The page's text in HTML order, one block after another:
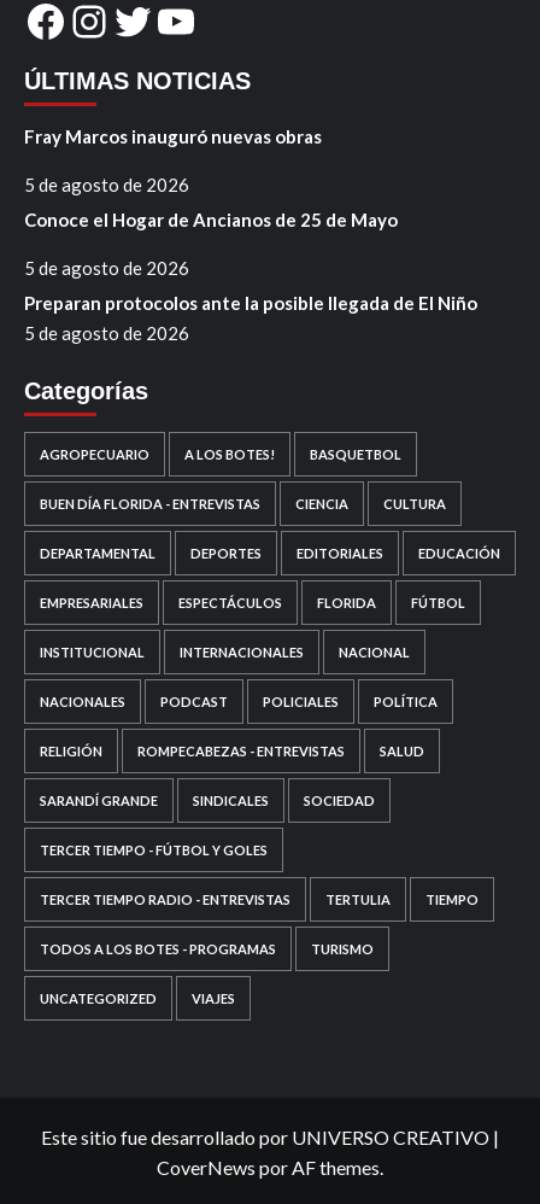
Facebook
Instagram
Twitter
YouTube
ÚLTIMAS NOTICIAS
Fray Marcos inauguró nuevas obras
5 de agosto de 2026
Conoce el Hogar de Ancianos de 25 de Mayo
5 de agosto de 2026
Preparan protocolos ante la posible llegada de El Niño
5 de agosto de 2026
Categorías
AGROPECUARIO A LOS BOTES! BASQUETBOL
BUEN DÍA FLORIDA - ENTREVISTAS CIENCIA CULTURA
DEPARTAMENTAL DEPORTES EDITORIALES EDUCACIÓN
EMPRESARIALES ESPECTÁCULOS FLORIDA FÚTBOL
INSTITUCIONAL INTERNACIONALES NACIONAL
NACIONALES PODCAST POLICIALES POLÍTICA
RELIGIÓN ROMPECABEZAS - ENTREVISTAS SALUD
SARANDÍ GRANDE SINDICALES SOCIEDAD
TERCER TIEMPO - FÚTBOL Y GOLES
TERCER TIEMPO RADIO - ENTREVISTAS TERTULIA TIEMPO
TODOS A LOS BOTES - PROGRAMAS TURISMO
UNCATEGORIZED VIAJES
Este sitio fue desarrollado por UNIVERSO CREATIVO |
CoverNews por AF themes.